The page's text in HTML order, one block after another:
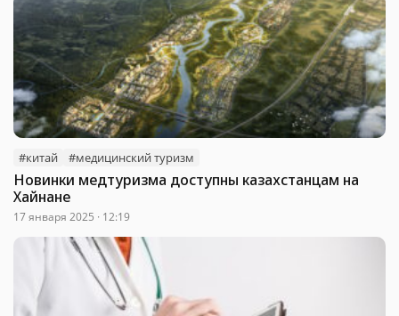
#китай #медицинский туризм
Новинки медтуризма доступны казахстанцам на
Хайнане
17 января 2025 · 12:19